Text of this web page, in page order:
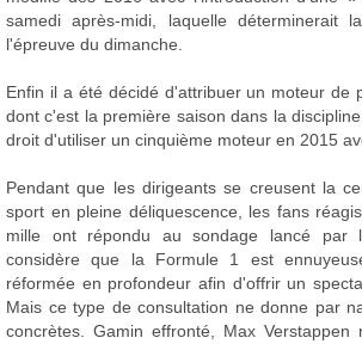
samedi après-midi, laquelle déterminerait
l'épreuve du dimanche.
Enfin il a été décidé d'attribuer un moteur de
dont c'est la première saison dans la
droit d'utiliser un cinquième moteur en 2015
Pendant que les dirigeants se creusent la
sport en pleine déliquescence, les fans
mille ont répondu au sondage lancé par
considère que la Formule 1 est
réformée en profondeur afin d'offrir un
Mais ce type de consultation ne donne par
concrètes. Gamin effronté, Max